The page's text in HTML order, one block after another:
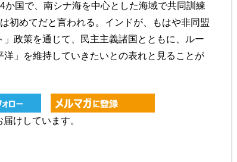
国で、南シナ海を中心とした海域で共同訓練
初めてだと言われる。インドが、もはや非同盟
政策を通じて、民主主義諸国とともに、ルー
」を維持していきたいとの表れと見ることが
けしています。